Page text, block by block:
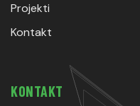
Projekti
Kontakt
KONTAKT